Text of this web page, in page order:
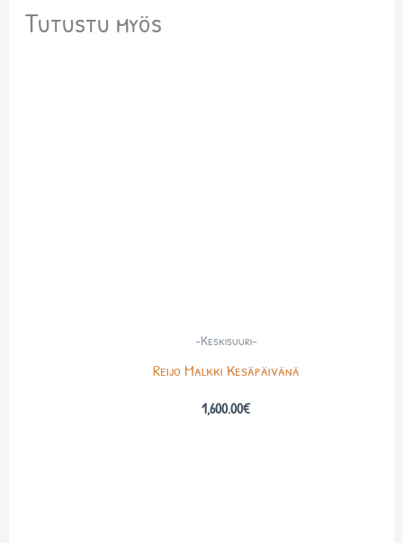
Tutustu myös
-Keskisuuri-
Reijo Malkki Kesäpäivänä
1,600.00€